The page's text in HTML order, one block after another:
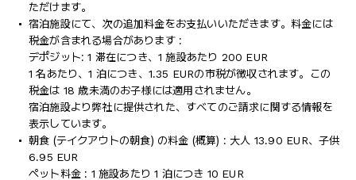
ただけます。
宿泊施設にて、次の追加料金をお支払いいただきます。料金には
税金が含まれる場合があります :
デポジット: 1 滞在につき、1 施設あたり 200 EUR
1 名あたり、1 泊につき、1.35 EURの市税が徴収されます。この
税金は 18 歳未満のお子様には適用されません。
宿泊施設より弊社に提供された、すべてのご請求に関する情報を
表示しています。
朝食 (テイクアウトの朝食) の料金 (概算) : 大人 13.90 EUR、子供
6.95 EUR
ペット料金 : 1 施設あたり 1 泊につき 10 EUR